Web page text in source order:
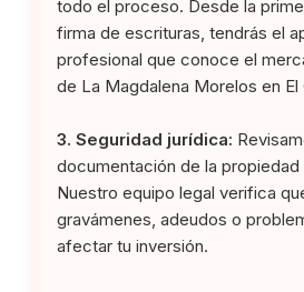
todo el proceso. Desde la
firma de escrituras, tendrás el
profesional que conoce el
de La Magdalena Morelos en El
3. Seguridad jurídica:
documentación de la
Nuestro equipo legal verifica
gravámenes, adeudos o
afectar tu inversión.